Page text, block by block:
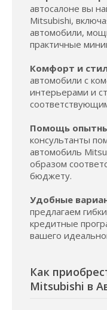
автосалоне вы
Mitsubishi,
автомобили,
практичные
Комфорт и
автомобили с
интерьерами и
Помощь
консультанты
автомобиль
образом
бюджету.
Удобные
предлагаем
кредитные
вашего
Как
Mitsubishi в